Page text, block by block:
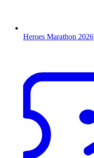
Heroes Marathon 2026